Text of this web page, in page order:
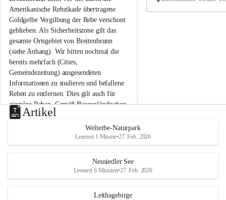
e
n
b
r
u
n
n
a
m
N
e
u
s
d
S
Amerikanische Rebzikade übertragene
Goldgelbe Vergilbung der Rebe verschont
geblieben. Als Sicherheitszone gilt das
gesamte Ortsgebiet von Breitenbrunn
(siehe Anhang). Wir bitten nochmal die
bereits mehrfach (Cities,
Gemeindezeitung) ausgesendeten
Informationen zu studieren und befallene
Reben zu entfernen. Dies gilt auch für
einzelne Reben. Gemäß Burgenländischen
Weinbaugesetz sind nicht gepflegte oder
unzulässige Weingärten zu roden! Bitte
helfen wir zusammen um unsere Winzer
vor den prognostizierten Ernteausfällen
und den daraus folgenden wirtschaftlichen
e
u
e
d
r
S
Artikel
Welterbe-Naturpark
Lesezeit 1 Minute•27. Feb. 2026
Neusiedler See
Lesezeit 6 Minuten•27. Feb. 2026
Leithagebirge